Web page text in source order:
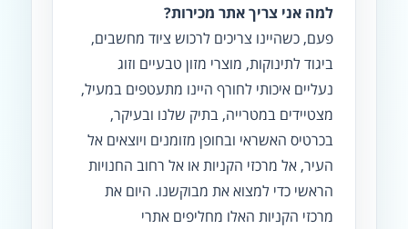
למה אני צריך אתר מכירות?
פעם, כשהיינו צריכים לרכוש ציוד מחשבים,
ביגוד לתינוקות, מוצרי מזון טבעיים וזוג
נעליים איכותי לחורף היינו מתעטפים במעיל,
מצטיידים במטרייה, בתיק שלנו ובעיקר,
בכרטיס האשראי ובחופן מזומנים ויוצאים אל
העיר, אל מרכזי הקניות או אל רחוב החנויות
הראשי כדי למצוא את מבוקשנו. היום את
מרכזי הקניות האלו מחליפים אתרי